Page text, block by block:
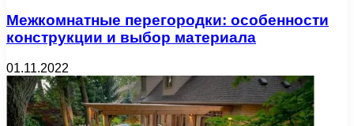
Межкомнатные перегородки: особенности
конструкции и выбор материала
01.11.2022